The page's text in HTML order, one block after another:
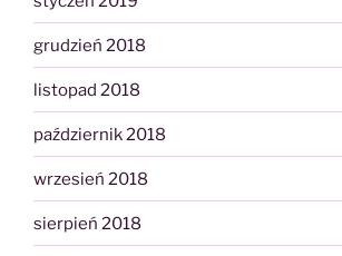
grudzień 2018
listopad 2018
październik 2018
wrzesień 2018
sierpień 2018